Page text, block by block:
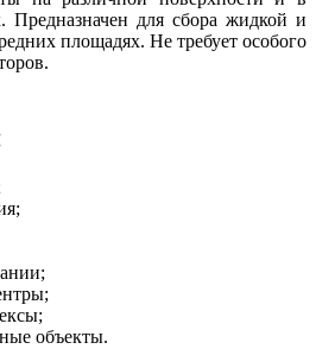
Предназначен для сбора жидкой и
площадях. Не требует особого
объекты.